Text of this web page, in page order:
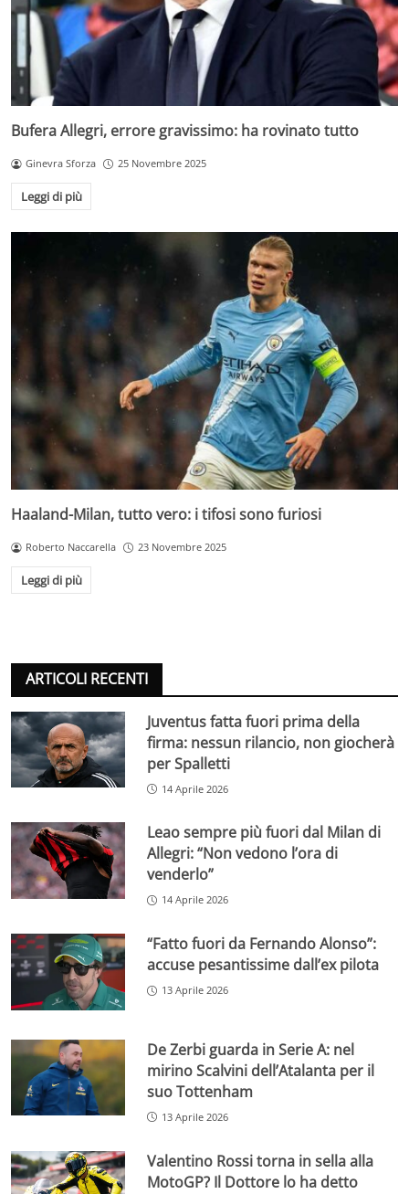
Bufera Allegri, errore gravissimo: ha rovinato tutto
Ginevra Sforza 25 Novembre 2025
Leggi di più
Haaland-Milan, tutto vero: i tifosi sono furiosi
Roberto Naccarella 23 Novembre 2025
Leggi di più
ARTICOLI RECENTI
Juventus fatta fuori prima della
firma: nessun rilancio, non giocherà
per Spalletti
14 Aprile 2026
Leao sempre più fuori dal Milan di
Allegri: “Non vedono l’ora di
venderlo”
14 Aprile 2026
“Fatto fuori da Fernando Alonso”:
accuse pesantissime dall’ex pilota
13 Aprile 2026
De Zerbi guarda in Serie A: nel
mirino Scalvini dell’Atalanta per il
suo Tottenham
13 Aprile 2026
Valentino Rossi torna in sella alla
MotoGP? Il Dottore lo ha detto